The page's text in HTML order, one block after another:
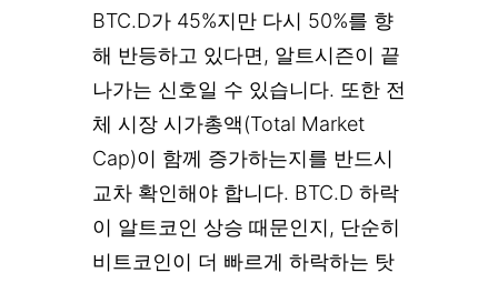
BTC.D가 45%지만 다시 50%를 향
해 반등하고 있다면, 알트시즌이 끝
나가는 신호일 수 있습니다. 또한 전
체 시장 시가총액(Total Market
Cap)이 함께 증가하는지를 반드시
교차 확인해야 합니다. BTC.D 하락
이 알트코인 상승 때문인지, 단순히
비트코인이 더 빠르게 하락하는 탓